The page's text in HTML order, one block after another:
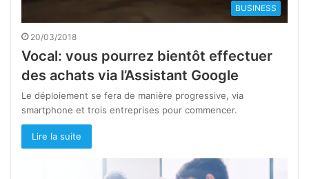
BUSINESS
20/03/2018
Vocal: vous pourrez bientôt effectuer
des achats via l’Assistant Google
Le déploiement se fera de manière progressive, via
smartphone et trois entreprises pour commencer.
Lire la suite